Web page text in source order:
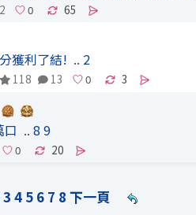
65
獲利了結! .. 2
118 13 3
口 ..8 9
20
3 4 5 6 7 8 下一頁